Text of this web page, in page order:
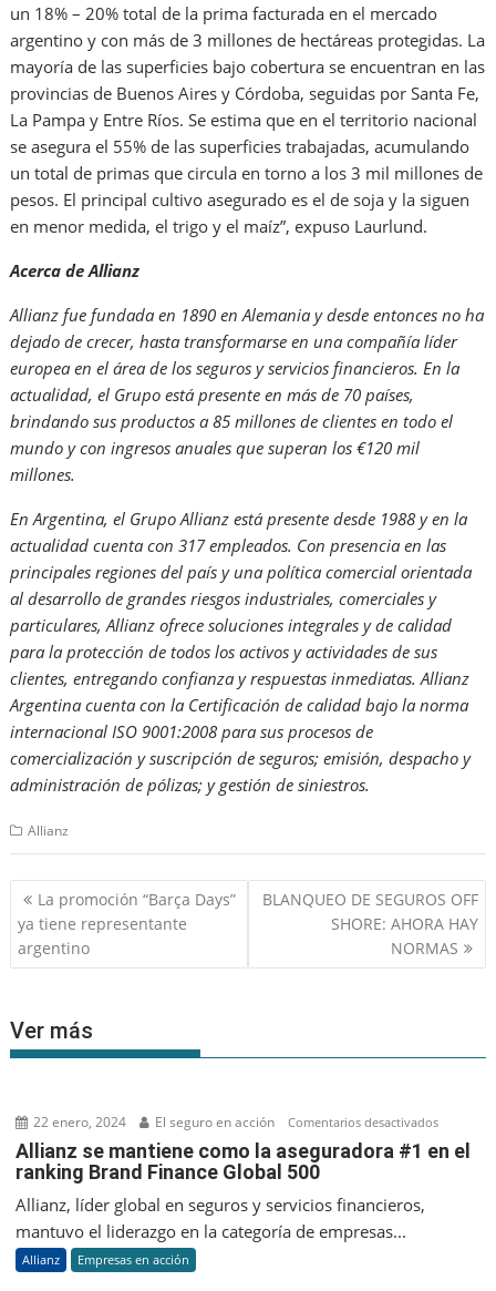
un 18% – 20% total de la prima facturada en el mercado
argentino y con más de 3 millones de hectáreas protegidas. La
mayoría de las superficies bajo cobertura se encuentran en las
provincias de Buenos Aires y Córdoba, seguidas por Santa Fe,
La Pampa y Entre Ríos. Se estima que en el territorio nacional
se asegura el 55% de las superficies trabajadas, acumulando
un total de primas que circula en torno a los 3 mil millones de
pesos. El principal cultivo asegurado es el de soja y la siguen
en menor medida, el trigo y el maíz”, expuso Laurlund.
Acerca de Allianz
Allianz fue fundada en 1890 en Alemania y desde entonces no ha
dejado de crecer, hasta transformarse en una compañía líder
europea en el área de los seguros y servicios financieros. En la
actualidad, el Grupo está presente en más de 70 países,
brindando sus productos a 85 millones de clientes en todo el
mundo y con ingresos anuales que superan los €120 mil
millones.
En Argentina, el Grupo Allianz está presente desde 1988 y en la
actualidad cuenta con 317 empleados. Con presencia en las
principales regiones del país y una política comercial orientada
al desarrollo de grandes riesgos industriales, comerciales y
particulares, Allianz ofrece soluciones integrales y de calidad
para la protección de todos los activos y actividades de sus
clientes, entregando confianza y respuestas inmediatas. Allianz
Argentina cuenta con la Certificación de calidad bajo la norma
internacional ISO 9001:2008 para sus procesos de
comercialización y suscripción de seguros; emisión, despacho y
administración de pólizas; y gestión de siniestros.
Allianz
Navegación
de
entradas
La promoción “Barça Days”
ya tiene representante
argentino
BLANQUEO DE SEGUROS OFF
SHORE: AHORA HAY
NORMAS
Ver más
22 enero, 2024 El seguro en acción Comentarios desactivadosen
Allianz
Allianz se mantiene como la aseguradora #1 en el
ranking Brand Finance Global 500
Allianz, líder global en seguros y servicios financieros,
mantuvo el liderazgo en la categoría de empresas...
Allianz Empresas en acción